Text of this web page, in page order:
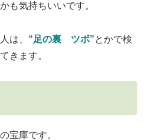
も気持ちいいです。
は、 “足の裏 ツボ”とかで検
きます。
宝庫です。